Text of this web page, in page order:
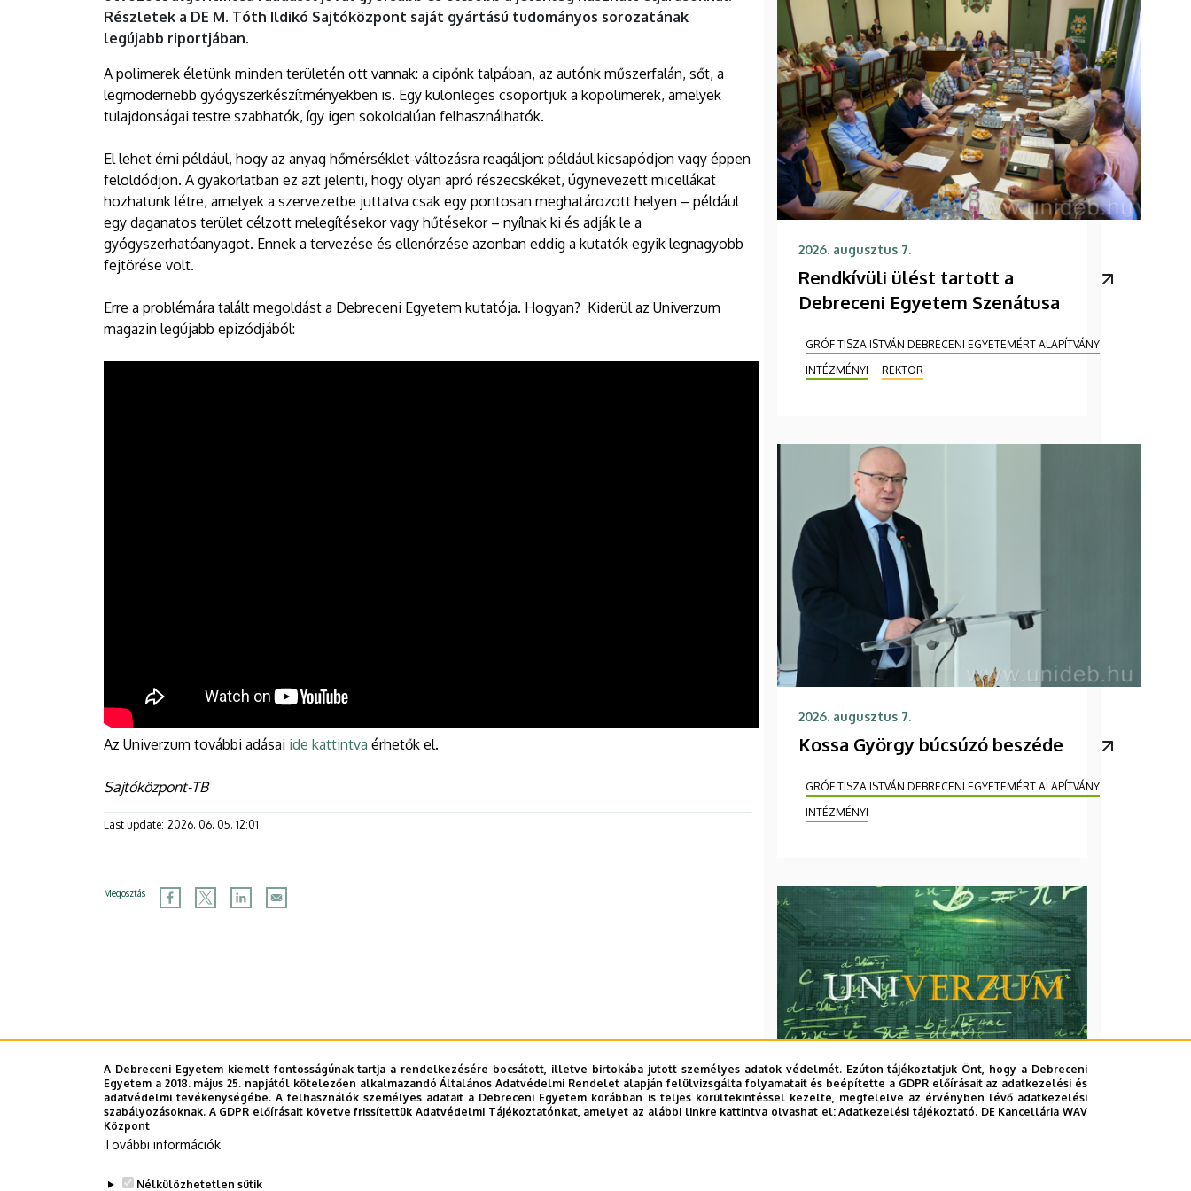
EGYETEMRészletek a DE M. Tóth Ildikó Sajtóközpont saját gyártású tudományos sorozatának
legújabb riportjában.
A polimerek életünk minden területén ott vannak: a cipőnk talpában, az autónk műszerfalán, sőt, a
legmodernebb gyógyszerkészítményekben is. Egy különleges csoportjuk a kopolimerek, amelyek
tulajdonságai testre szabhatók, így igen sokoldalúan felhasználhatók.
El lehet érni például, hogy az anyag hőmérséklet-változásra reagáljon: például kicsapódjon vagy éppen
feloldódjon. A gyakorlatban ez azt jelenti, hogy olyan apró részecskéket, úgynevezett micellákat
hozhatunk létre, amelyek a szervezetbe juttatva csak egy pontosan meghatározott helyen – például
egy daganatos terület célzott melegítésekor vagy hűtésekor – nyílnak ki és adják le a
gyógyszerhatóanyagot. Ennek a tervezése és ellenőrzése azonban eddig a kutatók egyik legnagyobb
fejtörése volt.
Erre a problémára talált megoldást a Debreceni Egyetem kutatója. Hogyan? Kiderül az Univerzum
magazin legújabb epizódjából:
Az Univerzum további adásai ide kattintva érhetők el.
Sajtóközpont-TB
Last update: 2026. 06. 05. 12:01
Megosztás
2026. augusztus 7.
Rendkívüli ülést tartott a
Debreceni Egyetem Szenátusa
GRÓF TISZA ISTVÁN DEBRECENI EGYETEMÉRT ALAPÍTVÁNY
INTÉZMÉNYI
REKTOR
2026. augusztus 7.
Kossa György búcsúzó beszéde
GRÓF TISZA ISTVÁN DEBRECENI EGYETEMÉRT ALAPÍTVÁNY
INTÉZMÉNYI
A Debreceni Egyetem kiemelt fontosságúnak tartja a rendelkezésére bocsátott, illetve birtokába jutott személyes adatok védelmét. Ezúton tájékoztatjuk Önt, hogy a Debreceni
Egyetem a 2018. május 25. napjától kötelezően alkalmazandó Általános Adatvédelmi Rendelet alapján felülvizsgálta folyamatait és beépítette a GDPR előírásait az adatkezelési és
adatvédelmi tevékenységébe. A felhasználók személyes adatait a Debreceni Egyetem korábban is teljes körültekintéssel kezelte, megfelelve az érvényben lévő adatkezelési
szabályozásoknak. A GDPR előírásait követve frissítettük Adatvédelmi Tájékoztatónkat, amelyet az alábbi linkre kattintva olvashat el:Adatkezelési tájékoztató. DE Kancellária WAV
Központ
További információk
Nélkülözhetetlen sütik